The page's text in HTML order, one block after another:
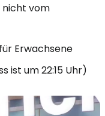
nicht vom
Erwachsene
ist um 22:15 Uhr)